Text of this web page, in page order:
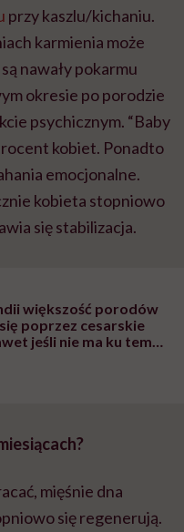
przy kaszlu/kichaniu.
karmienia może
nawały pokarmu
okresie po porodzie
psychicznym. “Baby
kobiet. Ponadto
emocjonalne.
kobieta stopniowo
się stabilizacja.
większość porodów
poprzez cesarskie
jeśli nie ma ku temu
mięśnie dna
się regenerują.